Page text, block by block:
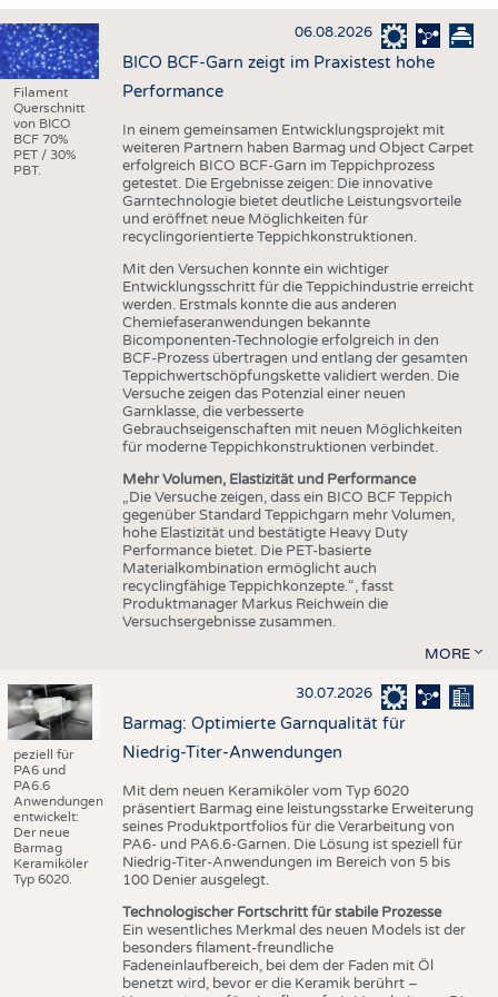
HAUS- UND HEIMTEXTILIEN
BEKLEIDUNG
TESTS
BUSINESS
UNTERNEHMEN
AUSSCHREIBUNGEN
DTV AUSSCHREIBUNGSDIENST
STATISTICS
ADRESSEN & LINKS
PUBLIKATIONEN
BRANCHENTERMINE
Filament
Querschnitt
von BICO
BCF 70%
PET / 30%
PBT.
06.08.2026
BICO BCF-Garn zeigt im Praxistest hohe
Performance
In einem gemeinsamen Entwicklungsprojekt mit
weiteren Partnern haben Barmag und Object Carpet
erfolgreich BICO BCF-Garn im Teppichprozess
getestet. Die Ergebnisse zeigen: Die innovative
Garntechnologie bietet deutliche Leistungsvorteile
und eröffnet neue Möglichkeiten für
recyclingorientierte Teppichkonstruktionen.
Mit den Versuchen konnte ein wichtiger
Entwicklungsschritt für die Teppichindustrie erreicht
werden. Erstmals konnte die aus anderen
Chemiefaseranwendungen bekannte
Bicomponenten-Technologie erfolgreich in den
BCF-Prozess übertragen und entlang der gesamten
Teppichwertschöpfungskette validiert werden. Die
Versuche zeigen das Potenzial einer neuen
Garnklasse, die verbesserte
Gebrauchseigenschaften mit neuen Möglichkeiten
für moderne Teppichkonstruktionen verbindet.
Mehr Volumen, Elastizität und Performance
„Die Versuche zeigen, dass ein BICO BCF Teppich
gegenüber Standard Teppichgarn mehr Volumen,
hohe Elastizität und bestätigte Heavy Duty
Performance bietet. Die PET-basierte
Materialkombination ermöglicht auch
recyclingfähige Teppichkonzepte.“, fasst
Produktmanager Markus Reichwein die
Versuchsergebnisse zusammen.
MORE
peziell für
PA6 und
PA6.6
Anwendungen
entwickelt:
Der neue
Barmag
Keramiköler
Typ 6020.
30.07.2026
Barmag: Optimierte Garnqualität für
Niedrig-Titer-Anwendungen
Mit dem neuen Keramiköler vom Typ 6020
präsentiert Barmag eine leistungsstarke Erweiterung
seines Produktportfolios für die Verarbeitung von
PA6- und PA6.6-Garnen. Die Lösung ist speziell für
Niedrig-Titer-Anwendungen im Bereich von 5 bis
100 Denier ausgelegt.
Technologischer Fortschritt für stabile Prozesse
Ein wesentliches Merkmal des neuen Models ist der
besonders filament-freundliche
Fadeneinlaufbereich, bei dem der Faden mit Öl
benetzt wird, bevor er die Keramik berührt –